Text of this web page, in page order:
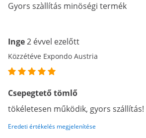
Gyors szàllítás minöségi termék
Inge2 évvel ezelőtt
Közzétéve Expondo Austria
Csepegtető tömlő
tökéletesen működik, gyors szállítás!
Eredeti értékelés megjelenítése